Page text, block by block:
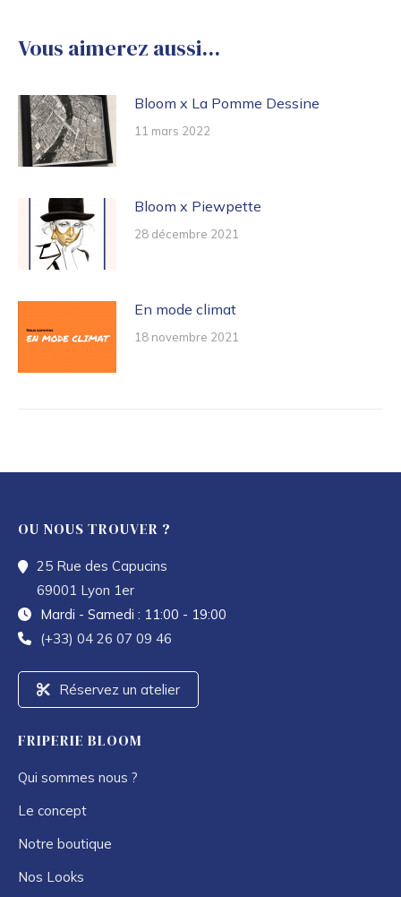
Vous aimerez aussi...
Bloom x La Pomme Dessine
11 mars 2022
Bloom x Piewpette
28 décembre 2021
En mode climat
18 novembre 2021
OU NOUS TROUVER ?
25 Rue des Capucins
69001 Lyon 1er
Mardi - Samedi : 11:00 - 19:00
(+33) 04 26 07 09 46
Réservez un atelier
FRIPERIE BLOOM
Qui sommes nous ?
Le concept
Notre boutique
Nos Looks